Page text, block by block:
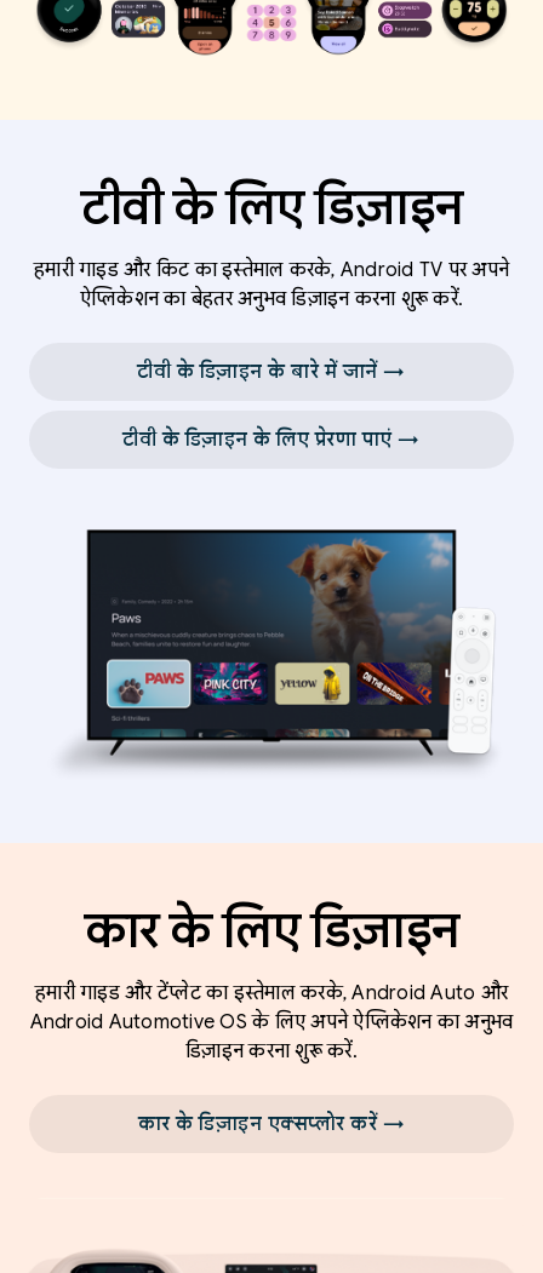
टीवी के लिए डिज़ाइन
हमारी गाइड और किट का इस्तेमाल करके, Android TV पर अपने
ऐप्लिकेशन का बेहतर अनुभव डिज़ाइन करना शुरू करें.
टीवी के डिज़ाइन के बारे में जानें →
टीवी के डिज़ाइन के लिए प्रेरणा पाएं →
कार के लिए डिज़ाइन
हमारी गाइड और टेंप्लेट का इस्तेमाल करके, Android Auto और
Android Automotive OS के लिए अपने ऐप्लिकेशन का अनुभव
डिज़ाइन करना शुरू करें.
कार के डिज़ाइन एक्सप्लोर करें →